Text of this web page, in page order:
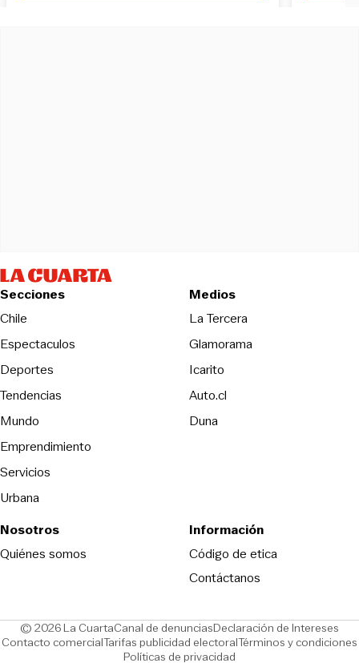
Secciones
Chile
Espectaculos
Deportes
Tendencias
Mundo
Emprendimiento
Servicios
Urbana
Medios
La TerceraOpens in new
Glamorama
Icarito
Auto.cl
DunaOpens in new window
Nosotros
Quiénes somos
Información
Código de eticaOpens in new
Contáctanos
© 2026 La CuartaCanal de denunciasOpens in new window
Declaración de Intereses
Contacto comercialOpens in new window
Tarifas publicidad electoralOpens in new window
Términos y condiciones
Políticas de privacidad